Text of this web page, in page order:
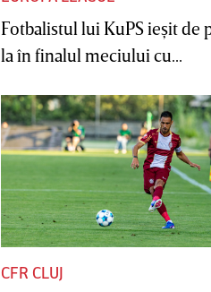
Fotbalistul lui KuPS ieşit de
la în finalul meciului cu...
CFR CLUJ